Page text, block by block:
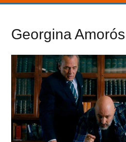
Georgina Amorós